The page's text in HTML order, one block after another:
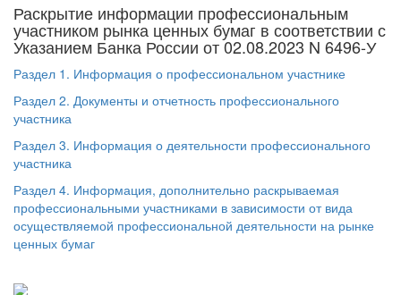
Раскрытие информации профессиональным
участником рынка ценных бумаг в соответствии с
Указанием Банка России от 02.08.2023 N 6496-У
Раздел 1. Информация о профессиональном участнике
Раздел 2. Документы и отчетность профессионального
участника
Раздел 3. Информация о деятельности профессионального
участника
Раздел 4. Информация, дополнительно раскрываемая
профессиональными участниками в зависимости от вида
осуществляемой профессиональной деятельности на рынке
ценных бумаг